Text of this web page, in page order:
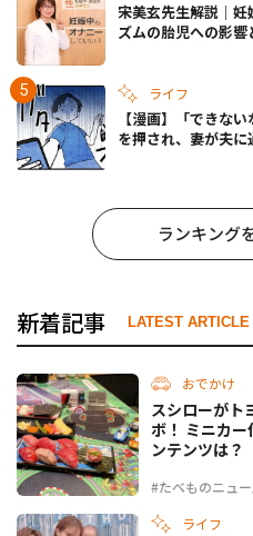
宋美玄先生解説｜
ズムの胎児への影
ライフ
【漫画】「できな
を押され、妻が夫
ランキング
新着記事 LATEST ARTICLE
おでかけ
#たべものニュー
スシローがト
ボ！ ミニカ
ンテンツは？
ライフ